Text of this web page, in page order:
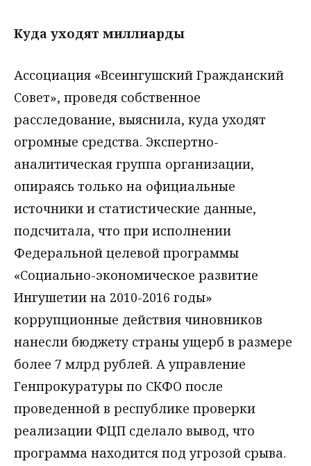
Куда уходят миллиарды
Ассоциация «Всеингушский Гражданский
Совет», проведя собственное
расследование, выяснила, куда уходят
огромные средства. Экспертно-
аналитическая группа организации,
опираясь только на официальные
источники и статистические данные,
подсчитала, что при исполнении
Федеральной целевой программы
«Социально-экономическое развитие
Ингушетии на 2010-2016 годы»
коррупционные действия чиновников
нанесли бюджету страны ущерб в размере
более 7 млрд рублей. А управление
Генпрокуратуры по СКФО после
проведенной в республике проверки
реализации ФЦП сделало вывод, что
программа находится под угрозой срыва.